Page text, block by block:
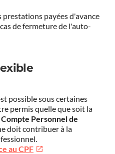
payées d'avance
de fermeture de l'auto-
possible sous certaines
permis quelle que soit la
Compte Personnel de
doit contribuer à la
au CPF